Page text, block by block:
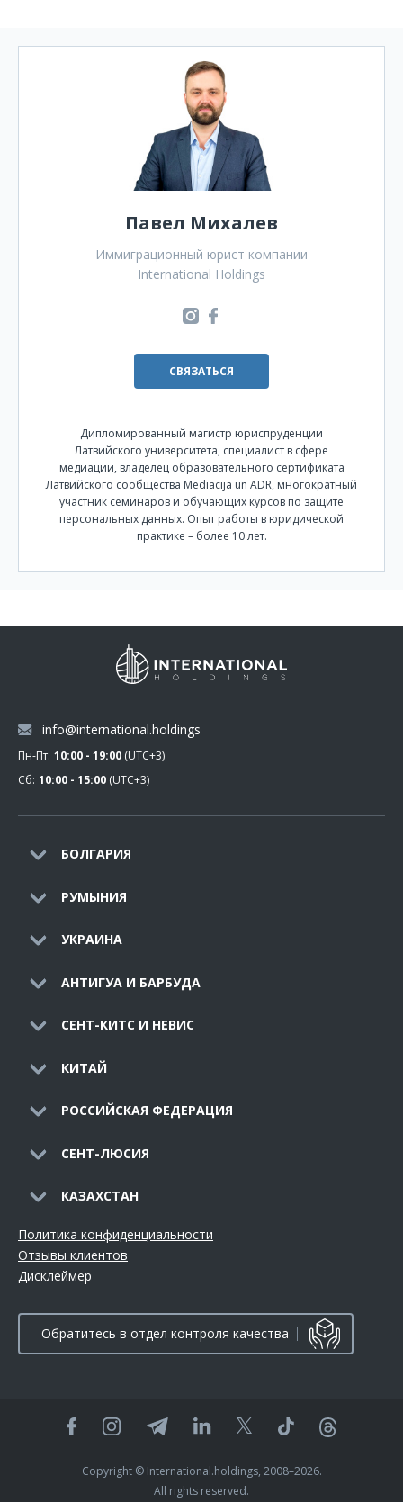
Павел Михалев
Иммиграционный юрист компании
International Holdings
СВЯЗАТЬСЯ
Дипломированный магистр юриспруденции
Латвийского университета, специалист в сфере
медиации, владелец образовательного сертификата
Латвийского сообщества Mediacija un ADR, многократный
участник семинаров и обучающих курсов по защите
персональных данных. Опыт работы в юридической
практике – более 10 лет.
БОЛГАРИЯ
РУМЫНИЯ
УКРАИНА
АНТИГУА И БАРБУДА
СЕНТ-КИТС И НЕВИС
КИТАЙ
РОССИЙСКАЯ ФЕДЕРАЦИЯ
СЕНТ-ЛЮСИЯ
КАЗАХСТАН
Политика конфиденциальности
Отзывы клиентов
Дисклеймер
Обратитесь в отдел контроля качества
info@international.holdings
Пн-Пт: 10:00 - 19:00 (UTC+3)
Сб: 10:00 - 15:00 (UTC+3)
Copyright © International.holdings, 2008–2026.
All rights reserved.